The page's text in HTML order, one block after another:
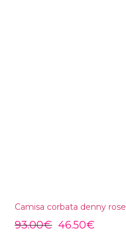
Camisa corbata denny rose
93.00€ 46.50€